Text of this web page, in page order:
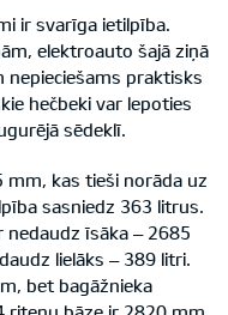
ir svarīga ietilpība.
elektroauto šajā ziņā
praktisks
hečbeki var lepoties
sēdeklī.
mm, kas tieši norāda uz
sasniedz 363 litrus.
nedaudz īsāka – 2685
lielāks – 389 litri.
bet bagāžnieka